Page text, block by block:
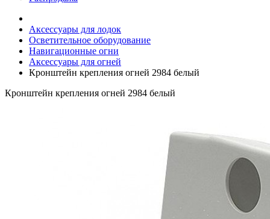
Аксессуары для лодок
Осветительное оборудование
Навигационные огни
Аксессуары для огней
Кронштейн крепления огней 2984 белый
Кронштейн крепления огней 2984 белый